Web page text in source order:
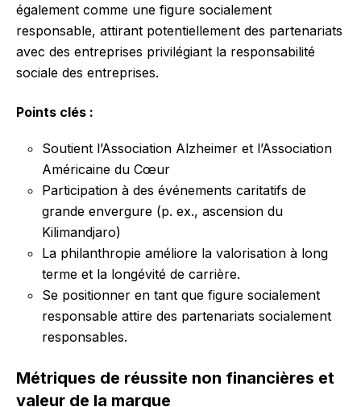
également comme une figure socialement
responsable, attirant potentiellement des partenariats
avec des entreprises privilégiant la responsabilité
sociale des entreprises.
Points clés :
Soutient l’Association Alzheimer et l’Association
Américaine du Cœur
Participation à des événements caritatifs de
grande envergure (p. ex., ascension du
Kilimandjaro)
La philanthropie améliore la valorisation à long
terme et la longévité de carrière.
Se positionner en tant que figure socialement
responsable attire des partenariats socialement
responsables.
Métriques de réussite non financières et
valeur de la marque